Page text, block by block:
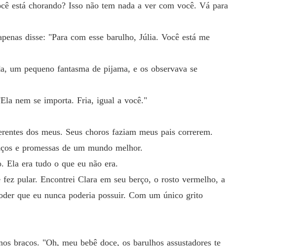
está chorando? Isso não tem nada a ver com você. Vá para
disse: "Para com esse barulho, Júlia. Você está me
um pequeno fantasma de pijama, e os observava se
nem se importa. Fria, igual a você."
dos meus. Seus choros faziam meus pais correrem.
e promessas de um mundo melhor.
Ela era tudo o que eu não era.
pular. Encontrei Clara em seu berço, o rosto vermelho, a
que eu nunca poderia possuir. Com um único grito
braços. "Oh, meu bebê doce, os barulhos assustadores te